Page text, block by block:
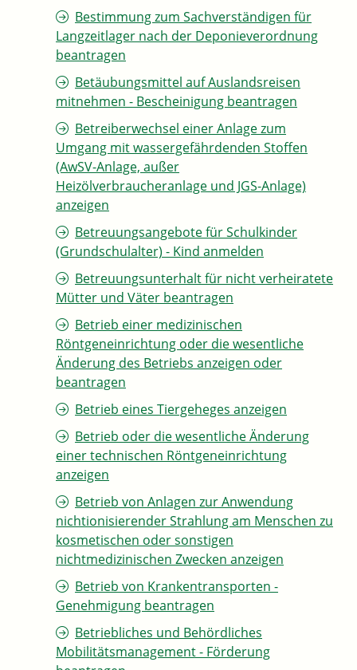
Bestimmung zum Sachverständigen für
Langzeitlager nach der Deponieverordnung
beantragen
Betäubungsmittel auf Auslandsreisen
mitnehmen - Bescheinigung beantragen
Betreiberwechsel einer Anlage zum
Umgang mit wassergefährdenden Stoffen
(AwSV-Anlage, außer
Heizölverbraucheranlage und JGS-Anlage)
anzeigen
Betreuungsangebote für Schulkinder
(Grundschulalter) - Kind anmelden
Betreuungsunterhalt für nicht verheiratete
Mütter und Väter beantragen
Betrieb einer medizinischen
Röntgeneinrichtung oder die wesentliche
Änderung des Betriebs anzeigen oder
beantragen
Betrieb eines Tiergeheges anzeigen
Betrieb oder die wesentliche Änderung
einer technischen Röntgeneinrichtung
anzeigen
Betrieb von Anlagen zur Anwendung
nichtionisierender Strahlung am Menschen zu
kosmetischen oder sonstigen
nichtmedizinischen Zwecken anzeigen
Betrieb von Krankentransporten -
Genehmigung beantragen
Betriebliches und Behördliches
Mobilitätsmanagement - Förderung